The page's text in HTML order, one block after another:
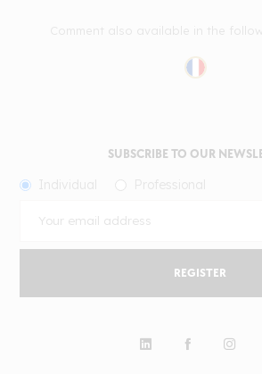
SUBSCRIBE TO OUR
REGISTER